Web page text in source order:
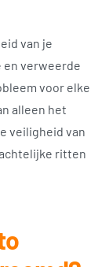
van je
en verweerde
voor elke
alleen het
veiligheid van
ritten